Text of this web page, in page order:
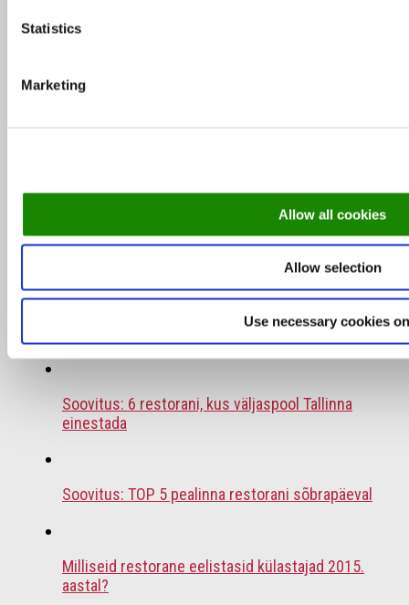
Statistics
Marketing
Allow all cookies
Allow selection
Use necessary cookies
Poolaasta TOP 10: Need restoranid osutusid
külastajate lemmikuteks
Bib Gourmand: 8 sõbraliku hinnaga tipprestorani
Soovitus: 6 restorani, kus väljaspool Tallinna
einestada
Soovitus: TOP 5 pealinna restorani sõbrapäeval
Milliseid restorane eelistasid külastajad 2015.
aastal?